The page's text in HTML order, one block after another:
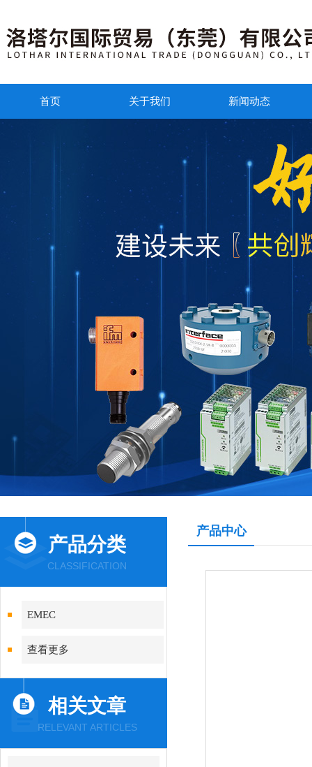
首页 关于我们 新闻动态
产品分类
CLASSIFICATION
EMEC
查看更多
相关文章
RELEVANT ARTICLES
产品中心